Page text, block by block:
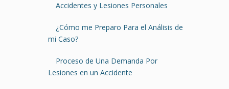
Accidentes y Lesiones Personales
¿Cómo me Preparo Para el Análisis de
mi Caso?
Proceso de Una Demanda Por
Lesiones en un Accidente